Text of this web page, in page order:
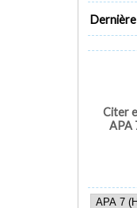
Citer
APA